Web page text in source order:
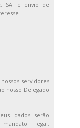
SA. e envio de
servidores
nosso Delegado
dados serão
legal,